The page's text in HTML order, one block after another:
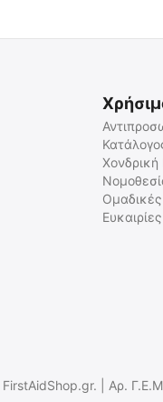
ΘΗΚΗ ΣΟΥΓΙΑ SNV
(Ύφασμα Ναυλον)
Άμεσα διαθέσιμο
Χονδρική
| Αρ.